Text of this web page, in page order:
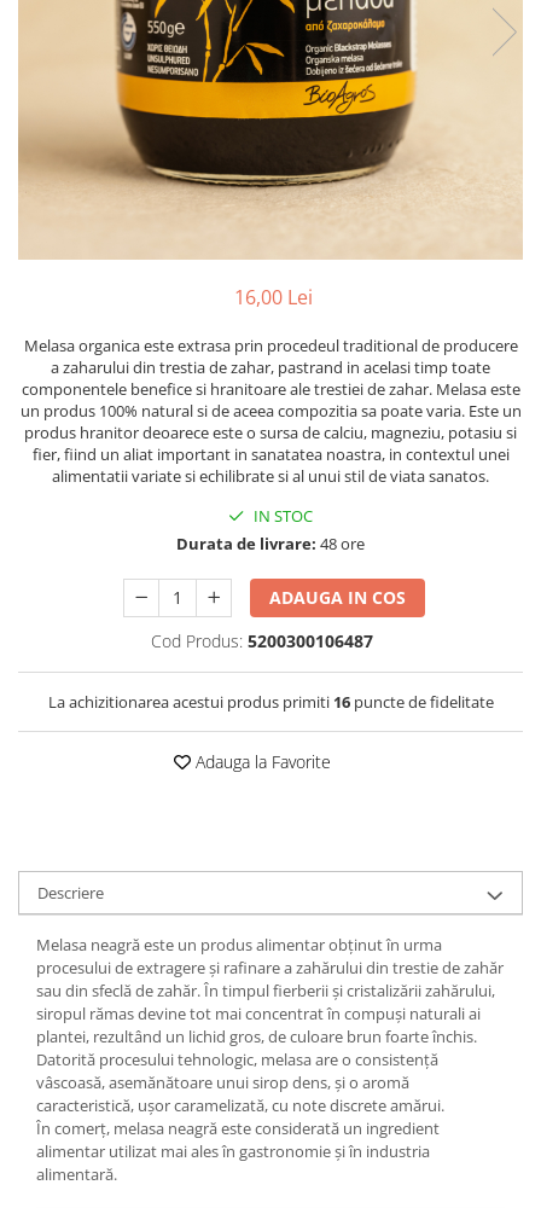
CONDIMENTE
CEAIURI GRECEȘTI
CIOCOLATĂ ȘI CACAO
HEALTHY SNACKS
SUPERALIMENTE
LACTATE
BACANIE
REMEDII NATURISTE
TOATE PRODUSELE
16,00 Lei
Melasa organica este extrasa prin procedeul traditional de producere
a zaharului din trestia de zahar, pastrand in acelasi timp toate
componentele benefice si hranitoare ale trestiei de zahar. Melasa este
un produs 100% natural si de aceea compozitia sa poate varia. Este un
produs hranitor deoarece este o sursa de calciu, magneziu, potasiu si
fier, fiind un aliat important in sanatatea noastra, in contextul unei
alimentatii variate si echilibrate si al unui stil de viata sanatos.
IN STOC
Durata de livrare: 48 ore
ADAUGA IN COS
Cod Produs: 5200300106487
La achizitionarea acestui produs primiti 16puncte de fidelitate
Adauga la Favorite
Descriere
Melasa neagră este un produs alimentar obținut în urma
procesului de extragere și rafinare a zahărului din trestie de zahăr
sau din sfeclă de zahăr. În timpul fierberii și cristalizării zahărului,
siropul rămas devine tot mai concentrat în compuși naturali ai
plantei, rezultând un lichid gros, de culoare brun foarte închis.
Datorită procesului tehnologic, melasa are o consistență
vâscoasă, asemănătoare unui sirop dens, și o aromă
caracteristică, ușor caramelizată, cu note discrete amărui.
În comerț, melasa neagră este considerată un ingredient
alimentar utilizat mai ales în gastronomie și în industria
alimentară.